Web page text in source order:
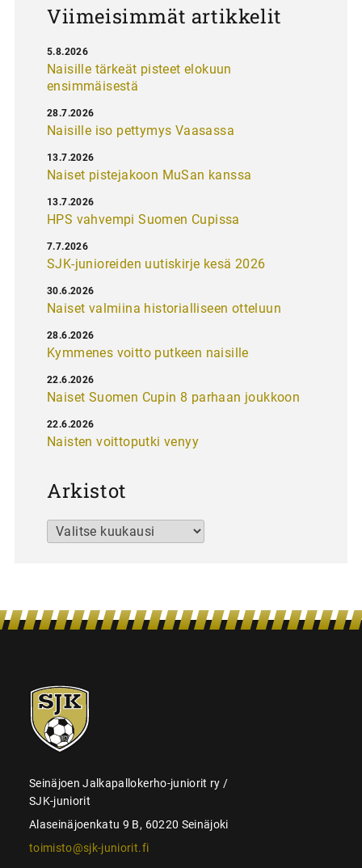
Viimeisimmät artikkelit
Naisille tärkeät pisteet elokuun
ensimmäisestä
5.8.2026
Naisille iso pettymys Vaasassa
28.7.2026
Naiset pistejakoon MuSan kanssa
13.7.2026
HPS vahvempi Suomen Cupissa
13.7.2026
SJK-junioreiden uutiskirje kesä 2026
7.7.2026
Naiset valmiina historialliseen otteluun
30.6.2026
Kymmenes voitto putkeen naisille
28.6.2026
Naiset Suomen Cupin 8 parhaan joukkoon
22.6.2026
Naisten voittoputki venyy
22.6.2026
Arkistot
Arkistot
SJK-
juniorit
Seinäjoen Jalkapallokerho-juniorit ry /
SJK-juniorit
Alaseinäjoenkatu 9 B, 60220 Seinäjoki
toimisto@sjk-juniorit.fi